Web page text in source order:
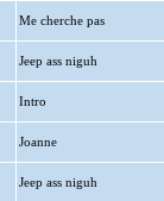
Me cherche pas
Jeep ass niguh
Intro
Joanne
Jeep ass niguh